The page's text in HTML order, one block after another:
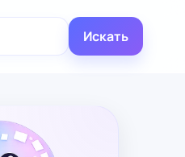
Искать